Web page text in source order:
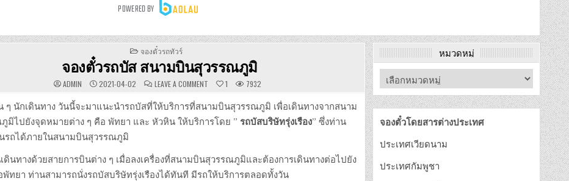
POSTED
IN
จองตั๋วรถทัวร์
จองตั๋วรถบัส สนามบินสุวรรณภูมิ
ADMIN 2021-04-02 LEAVE A COMMENT ON
จอง
รถ
บัส
สนาม
บิน
1 7932
ๆ นักเดินทาง วันนี้จะมาแนะนำรถบัสที่ให้บริการที่สนามบินสุวรรณภูมิ เพื่อเดินทางจากสนาม
มิไปยังจุดหมายต่าง ๆ คือ พัทยา และ หัวหิน ให้บริการโดย ” รถบัสบริษัทรุ่งเรือง” ซึ่งท่าน
รถได้ภายในสนามบินสุวรรณภูมิ
ดินทางด้วยสายการบินต่าง ๆ เมื่อลงเครื่องที่สนามบินสุวรรณภูมิและต้องการเดินทางต่อไปยัง
ทยา ท่านสามารถนั่งรถบัสบริษัทรุ่งเรืองได้ทันที มีรถให้บริการตลอดทั้งวัน
หมวดหมู่
จองตั๋วโดยสารต่างประเทศ
ประเทศเวียดนาม
ประเทศกัมพูชา